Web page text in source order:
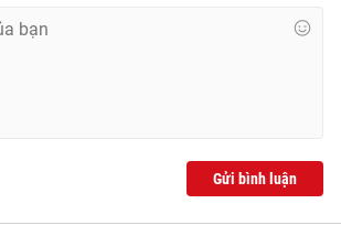
024-7300.7108
Gửi bình luận